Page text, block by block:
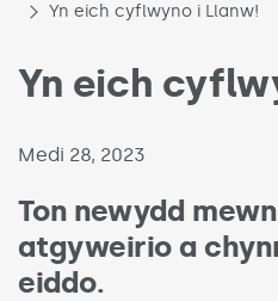
Yn eich cyflwyno i Llanw!
Yn eich
Published on:
Medi 28, 2023
Ton newydd
atgyweirio a
eiddo.